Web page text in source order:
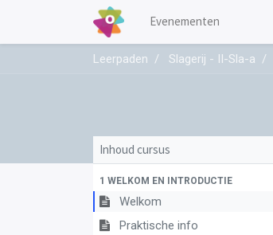
Evenementen
Leerpaden Slagerij - II-Sla-a
Inhoud cursus
1 WELKOM EN INTRODUCTIE
Welkom
Praktische info